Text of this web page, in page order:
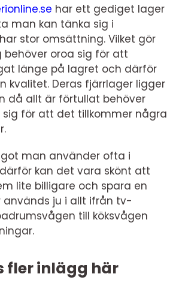
har ett gediget lager
man kan tänka sig i
stor omsättning. Vilket gör
oroa sig för att
länge på lagret och därför
kvalitet. Deras fjärrlager ligger
då allt är förtullat behöver
för att det tillkommer några
man använder ofta i
kan det vara skönt att
lite billigare och spara en
används ju i allt ifrån tv-
till köksvågen
fler inlägg här